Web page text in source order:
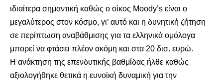
ιδιαίτερα σημαντική καθώς ο οίκος Moody’s είναι ο
μεγαλύτερος στον κόσμο, γι’ αυτό και η δυνητική ζήτηση
σε περίπτωση αναβάθμισης για τα ελληνικά ομόλογα
μπορεί να φτάσει πλέον ακόμη και στα 20 δισ. ευρώ.
Η ανάκτηση της επενδυτικής βαθμίδας ήλθε καθώς
αξιολογήθηκε θετικά η ευνοϊκή δυναμική για την